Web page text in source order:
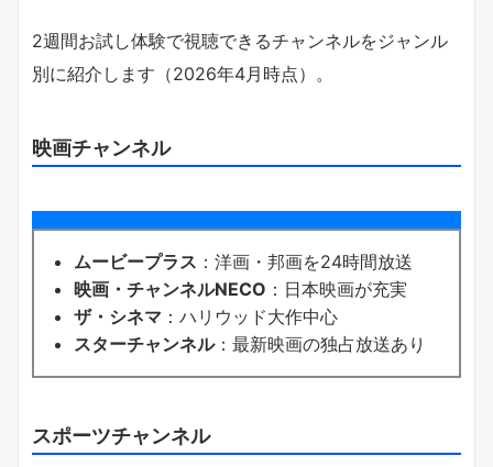
2週間お試し体験で視聴できるチャンネルをジャンル
別に紹介します（2026年4月時点）。
映画チャンネル
ムービープラス ：洋画・邦画を24時間放送
映画・チャンネルNECO ：日本映画が充実
ザ・シネマ ：ハリウッド大作中心
スターチャンネル：最新映画の独占放送あり
スポーツチャンネル